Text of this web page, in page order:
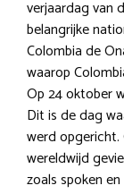
verjaardag van
belangrijke
Colombia de
waarop
Op 24 oktober
Dit is de dag
werd opgericht.
wereldwijd
zoals spoken